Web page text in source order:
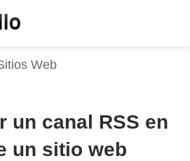
Web
un canal RSS en
un sitio web